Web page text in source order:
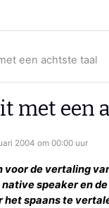
een achtste taal
met een
2004 om 00:00 uur
de vertaling
speaker en
het spaans te